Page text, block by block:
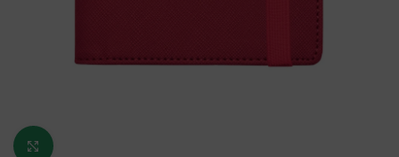
Κάντε κλικ για μεγέθυνση